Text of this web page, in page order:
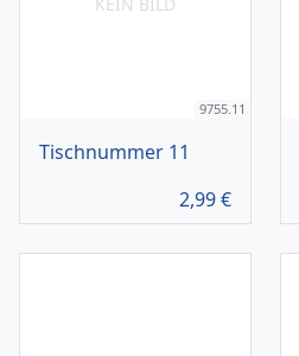
9755.11
Tischnummer 11
2,99€